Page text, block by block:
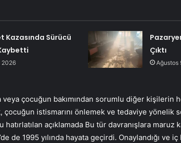
Kazasında Sürücü
2026
Çıktı
Ağustos
çocuğun bakımından sorumlu diğer kişilerin
çocuğun istismarını önlemek ve tedaviye yönelik
hatırlatılan açıklamada Bu tür davranışlara maruz
de 1995 yılında hayata geçirdi. Onaylandığı ve